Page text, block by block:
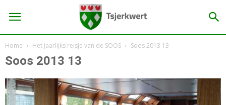
Home Het jaarlijks reisje van de SOOS Soos 2013 13
Soos 2013 13